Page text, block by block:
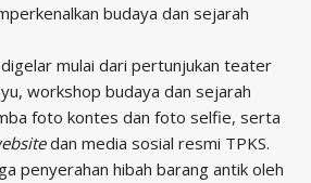
budaya dan sejarah
mulai dari pertunjukan teater
workshop budaya dan sejarah
foto kontes dan foto selfie, serta
dan media sosial resmi TPKS.
penyerahan hibah barang antik oleh